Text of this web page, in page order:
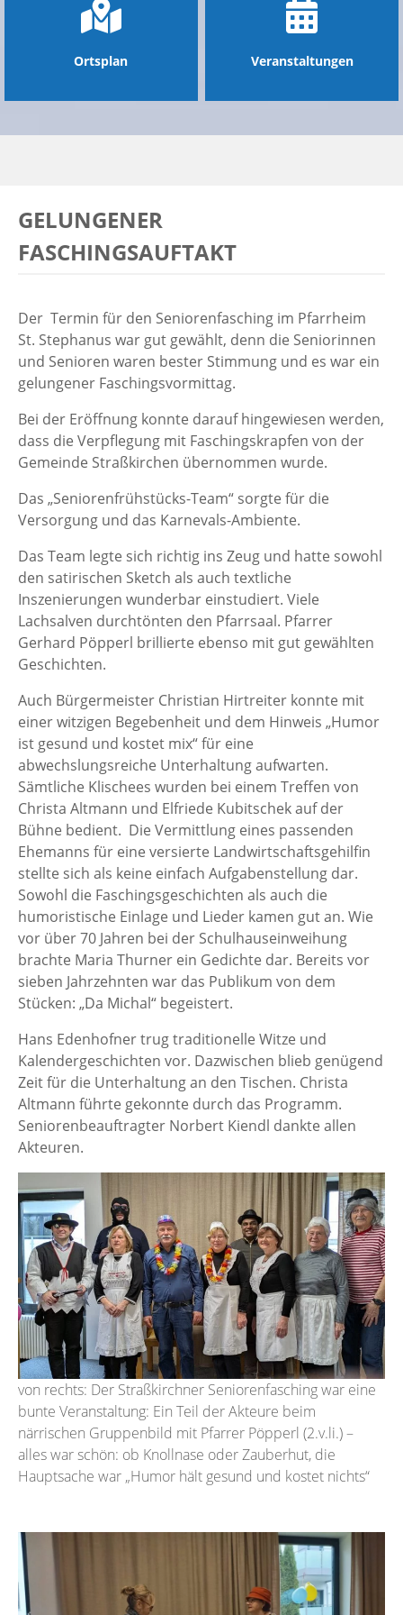
Ortsplan Veranstaltungen
GELUNGENER
FASCHINGSAUFTAKT
Der Termin für den Seniorenfasching im Pfarrheim
St. Stephanus war gut gewählt, denn die Seniorinnen
und Senioren waren bester Stimmung und es war ein
gelungener Faschingsvormittag.
Bei der Eröffnung konnte darauf hingewiesen werden,
dass die Verpflegung mit Faschingskrapfen von der
Gemeinde Straßkirchen übernommen wurde.
Das „Seniorenfrühstücks-Team“ sorgte für die
Versorgung und das Karnevals-Ambiente.
Das Team legte sich richtig ins Zeug und hatte sowohl
den satirischen Sketch als auch textliche
Inszenierungen wunderbar einstudiert. Viele
Lachsalven durchtönten den Pfarrsaal. Pfarrer
Gerhard Pöpperl brillierte ebenso mit gut gewählten
Geschichten.
Auch Bürgermeister Christian Hirtreiter konnte mit
einer witzigen Begebenheit und dem Hinweis „Humor
ist gesund und kostet mix“ für eine
abwechslungsreiche Unterhaltung aufwarten.
Sämtliche Klischees wurden bei einem Treffen von
Christa Altmann und Elfriede Kubitschek auf der
Bühne bedient. Die Vermittlung eines passenden
Ehemanns für eine versierte Landwirtschaftsgehilfin
stellte sich als keine einfach Aufgabenstellung dar.
Sowohl die Faschingsgeschichten als auch die
humoristische Einlage und Lieder kamen gut an. Wie
vor über 70 Jahren bei der Schulhauseinweihung
brachte Maria Thurner ein Gedichte dar. Bereits vor
sieben Jahrzehnten war das Publikum von dem
Stücken: „Da Michal“ begeistert.
Hans Edenhofner trug traditionelle Witze und
Kalendergeschichten vor. Dazwischen blieb genügend
Zeit für die Unterhaltung an den Tischen. Christa
Altmann führte gekonnte durch das Programm.
Seniorenbeauftragter Norbert Kiendl dankte allen
Akteuren.
von rechts: Der Straßkirchner Seniorenfasching war eine
bunte Veranstaltung: Ein Teil der Akteure beim
närrischen Gruppenbild mit Pfarrer Pöpperl (2.v.li.) –
alles war schön: ob Knollnase oder Zauberhut, die
Hauptsache war „Humor hält gesund und kostet nichts“